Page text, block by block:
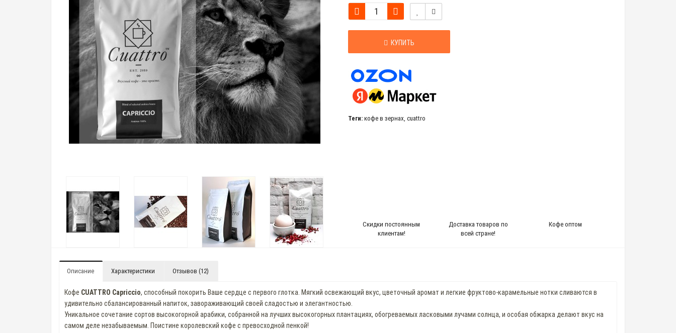
КУПИТЬ
Теги: кофе в зернах, cuattro
Скидки постоянным
клиентам!
Доставка товаров по
всей стране!
Кофе оптом
Описание Характеристики Отзывов (12)
Кофе CUATTRO Capriccio, способный покорить Ваше сердце с первого глотка. Мягкий освежающий вкус, цветочный аромат и легкие фруктово-карамельные нотки сливаются в
удивительно сбалансированный напиток, завораживающий своей сладостью и элегантностью.
Уникальное сочетание сортов высокогорной арабики, собранной на лучших высокогорных плантациях, обогреваемых ласковыми лучами солнца, и особая обжарка делают вкус на
самом деле незабываемым. Поистине королевский кофе с превосходной пенкой!